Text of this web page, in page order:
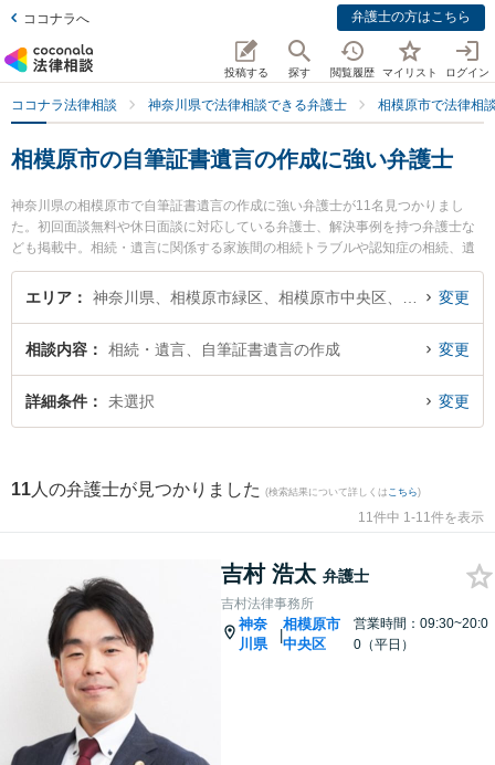
ココナラへ 弁護士の方はこちら
投稿する 探す 閲覧履歴 マイリスト ログイン
ココナラ法律相談 神奈川県で法律相談できる弁護士 相模原市で法律相
相模原市の自筆証書遺言の作成に強い弁護士
神奈川県の相模原市で自筆証書遺言の作成に強い弁護士が11名見つかりまし
た。初回面談無料や休日面談に対応している弁護士、解決事例を持つ弁護士な
ども掲載中。相続・遺言に関係する家族間の相続トラブルや認知症の相続、遺
産分割等の細かな分野での絞り込み検索もでき便利です。特に吉村法律事務所
の吉村 浩太弁護士や橋本さがみ総合法律事務所の井田 翔太弁護士、虎ノ門法律
の作成のトラブルを今すぐに弁護士に相談したい』『自筆証書遺言の作成のト
ラブル解決の実績豊富な近くの弁護士を検索したい』『初回相談無料で自筆証
書遺言の作成を法律相談できる相模原市内の弁護士に相談予約したい』などで
エリア 変更
相談内容 相続・遺言、自筆証書遺言の作成 変更
詳細条件 未選択 変更
11 人の弁護士が見つかりました (検索結果について詳しくは こちら)
11件中 1-11件を表示
吉村 浩太 弁護士
吉村法律事務所
神奈
川県
|
相模原市
中央区
営業時間：09:30~20:0
0（平日）